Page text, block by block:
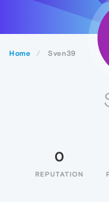
Home Sven39
0
REPUTATION